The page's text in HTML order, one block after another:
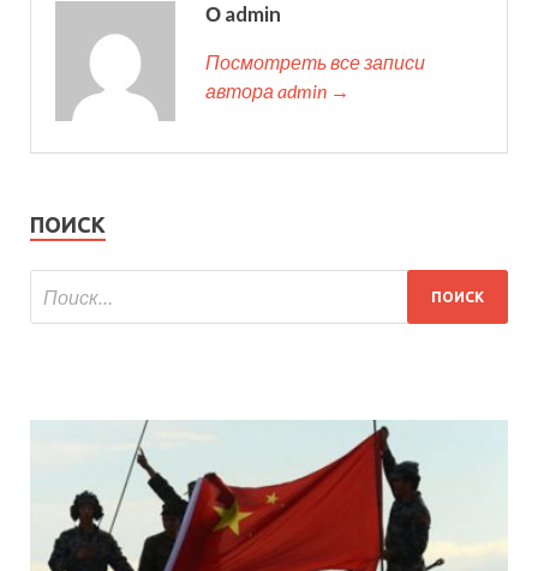
О admin
Посмотреть все записи
автора admin →
ПОИСК